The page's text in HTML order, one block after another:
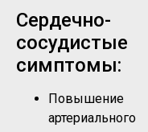
Сердечно-
сосудистые
симптомы:
Повышение
артериального